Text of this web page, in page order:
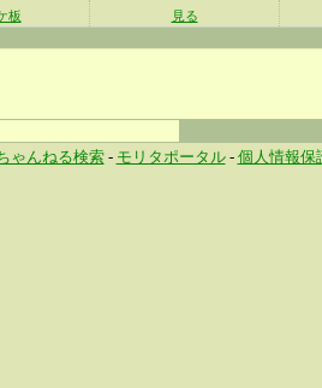
板 見る
ゃんねる検索- モリタポータル- 個人情報保